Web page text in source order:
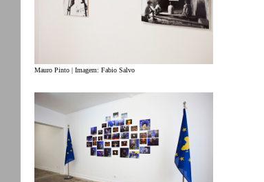
Mauro Pinto | Imagem: Fabio Salvo